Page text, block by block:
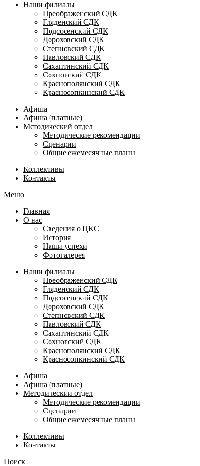
Наши филиалы
Преображенский СДК
Гляденский СДК
Подсосенский СДК
Дороховский СДК
Степновский СДК
Павловский СДК
Сахаптинский СДК
Сохновский СДК
Краснополянский СДК
Красносопкинский СДК
Афиша
Афиша (платные)
Методический отдел
Методические рекомендации
Сценарии
Общие ежемесячные планы
Коллективы
Контакты
Меню
Главная
О нас
Сведения о ЦКС
История
Наши успехи
Фотогалерея
Наши филиалы
Преображенский СДК
Гляденский СДК
Подсосенский СДК
Дороховский СДК
Степновский СДК
Павловский СДК
Сахаптинский СДК
Сохновский СДК
Краснополянский СДК
Красносопкинский СДК
Афиша
Афиша (платные)
Методический отдел
Методические рекомендации
Сценарии
Общие ежемесячные планы
Коллективы
Контакты
Поиск